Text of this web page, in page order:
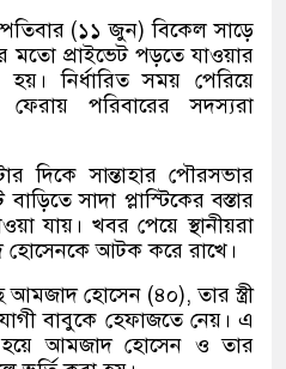
(১১ জুন) বিকেল সাড়ে
মতো প্রাইভেট পড়তে যাওয়ার
নির্ধারিত সময় পেরিয়ে
পরিবারের সদস্যরা
দিকে সান্তাহার পৌরসভার
সাদা প্লাস্টিকের বস্তার
যায়। খবর পেয়ে স্থানীয়রা
হোসেনকে আটক করে রাখে।
হোসেন (৪০), তার স্ত্রী
বাবুকে হেফাজতে নেয়। এ
আমজাদ হোসেন ও তার